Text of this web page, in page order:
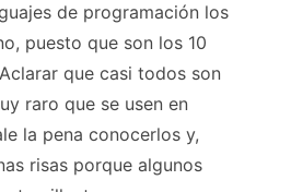
de programación los
puesto que son los 10
que casi todos son
raro que se usen en
la pena conocerlos y,
risas porque algunos